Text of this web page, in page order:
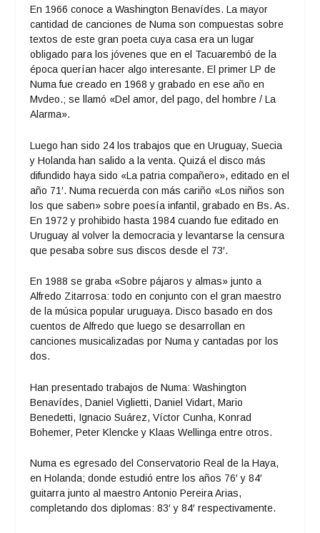
En 1966 conoce a Washington Benavídes. La mayor
cantidad de canciones de Numa son compuestas sobre
textos de este gran poeta cuya casa era un lugar
obligado para los jóvenes que en el Tacuarembó de la
época querían hacer algo interesante. El primer LP de
Numa fue creado en 1968 y grabado en ese año en
Mvdeo.; se llamó «Del amor, del pago, del hombre / La
Alarma».
Luego han sido 24 los trabajos que en Uruguay, Suecia
y Holanda han salido a la venta. Quizá el disco más
difundido haya sido «La patria compañero», editado en el
año 71′. Numa recuerda con más cariño «Los niños son
los que saben» sobre poesía infantil, grabado en Bs. As.
En 1972 y prohibido hasta 1984 cuando fue editado en
Uruguay al volver la democracia y levantarse la censura
que pesaba sobre sus discos desde el 73′.
En 1988 se graba «Sobre pájaros y almas» junto a
Alfredo Zitarrosa: todo en conjunto con el gran maestro
de la música popular uruguaya. Disco basado en dos
cuentos de Alfredo que luego se desarrollan en
canciones musicalizadas por Numa y cantadas por los
dos.
Han presentado trabajos de Numa: Washington
Benavídes, Daniel Viglietti, Daniel Vidart, Mario
Benedetti, Ignacio Suárez, Víctor Cunha, Konrad
Bohemer, Peter Klencke y Klaas Wellinga entre otros.
Numa es egresado del Conservatorio Real de la Haya,
en Holanda; donde estudió entre los años 76′ y 84′
guitarra junto al maestro Antonio Pereira Arias,
completando dos diplomas: 83′ y 84′ respectivamente.